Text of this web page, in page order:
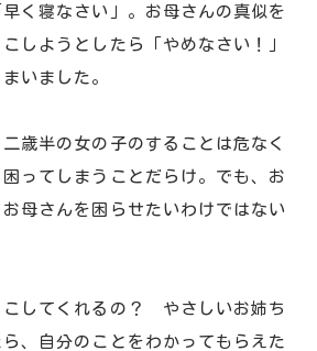
く寝なさい」。お母さんの真似を
しようとしたら「やめなさい！」
いました。
歳半の女の子のすることは危なく
ってしまうことだらけ。でも、お
母さんを困らせたいわけではない
こしてくれるの？ やさしいお姉ち
、自分のことをわかってもらえた